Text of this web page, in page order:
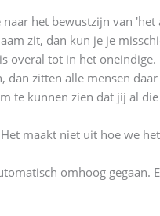
het bewustzijn van
zit, dan kun je je
tot in het
zitten alle mensen
te kunnen zien dat jij al
maakt niet uit hoe we
omhoog gegaan.